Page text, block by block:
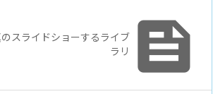

スライドショーするライブ
ラリ